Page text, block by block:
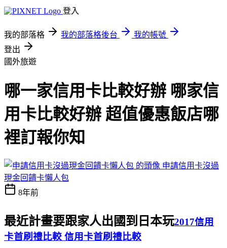
登入
我的部落格 我的部落格後台
我的帳號
登出
國外旅遊
哪一家信用卡比較好辦 哪家信
用卡比較好辦 超值優惠飯店哪
裡訂報你知
申請信用卡沒過
現金回饋卡懶人包
8年前
最近計畫要跟家人出國到日本玩2017信用
卡首刷禮比較 信用卡首刷禮比較